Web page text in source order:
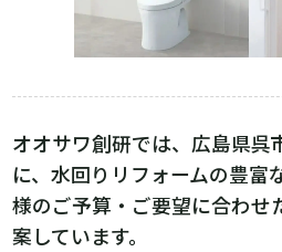
オオサワ創研では、広島県呉
に、水回りリフォームの豊富
様のご予算・ご要望に合わせ
案しています。